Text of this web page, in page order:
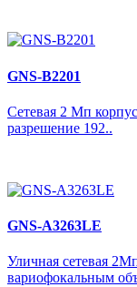
GNS-B2201
Сетевая 2 Мп
разрешение 192..
GNS-A3263LE
Уличная сетевая
вариофокальным